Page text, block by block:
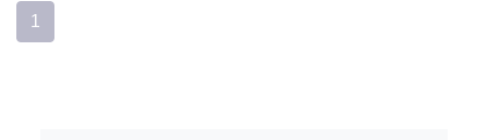
1